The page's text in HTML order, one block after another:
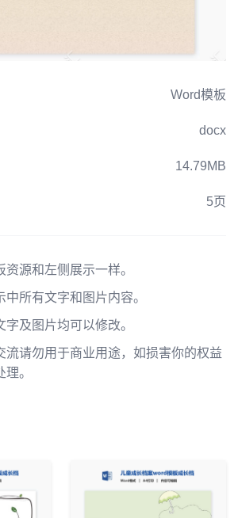
Word模板
docx
14.79MB
5页
源和左侧展示一样。
所有文字和图片内容。
及图片均可以修改。
流请勿用于商业用途，如损害你的权益
。